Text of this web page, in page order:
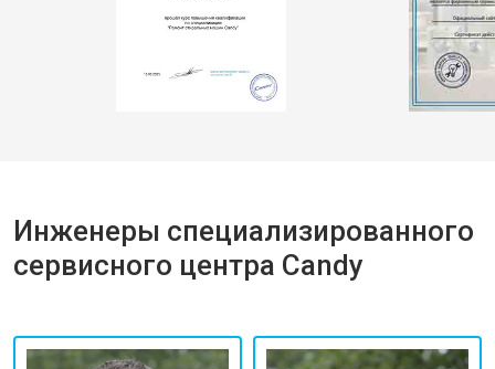
Инженеры специализированного
сервисного центра Candy